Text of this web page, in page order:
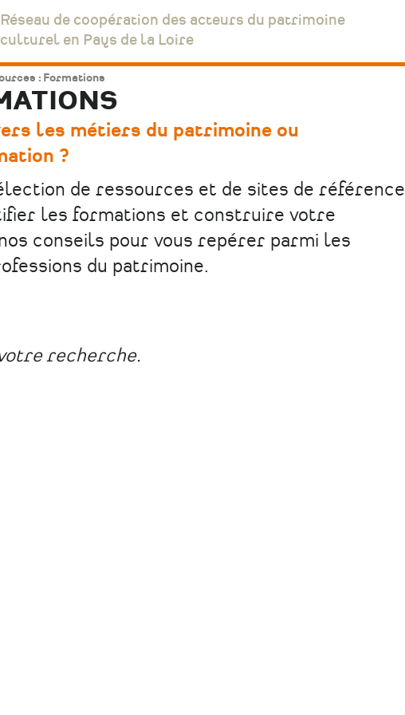
Réseau de coopération des acteurs du patrimoine
culturel en Pays de la Loire
: Formations
les métiers du patrimoine ou
?
de ressources et de sites de référence
les formations et construire votre
conseils pour vous repérer parmi les
du patrimoine.
recherche.